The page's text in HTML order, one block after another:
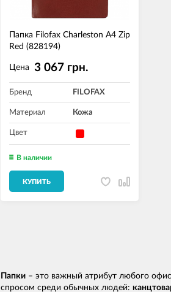
Папка Filofax Charleston A4 Zip
Red (828194)
Цена 3 067 грн.
Бренд FILOFAX
Материал Кожа
Цвет
В наличии
КУПИТЬ
Папки – это важный атрибут любого
спросом среди обычных людей: